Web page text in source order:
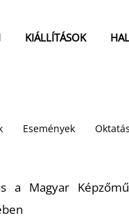
KIÁLLÍTÁSOK
Események Oktatás
a Magyar